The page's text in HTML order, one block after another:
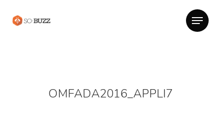
OMFADA2016_APPLI7